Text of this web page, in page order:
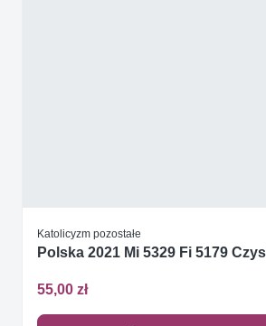
Katolicyzm pozostałe
Polska 2021 Mi 5329 Fi 5179
55,00 zł